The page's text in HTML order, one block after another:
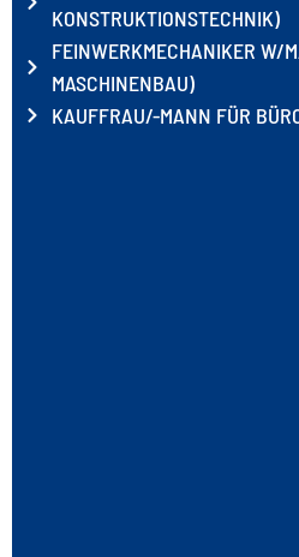
KONSTRUKTIONSTECHNIK)
FEINWERKMECHANIKER W/
MASCHINENBAU)
KAUFFRAU/-MANN FÜR